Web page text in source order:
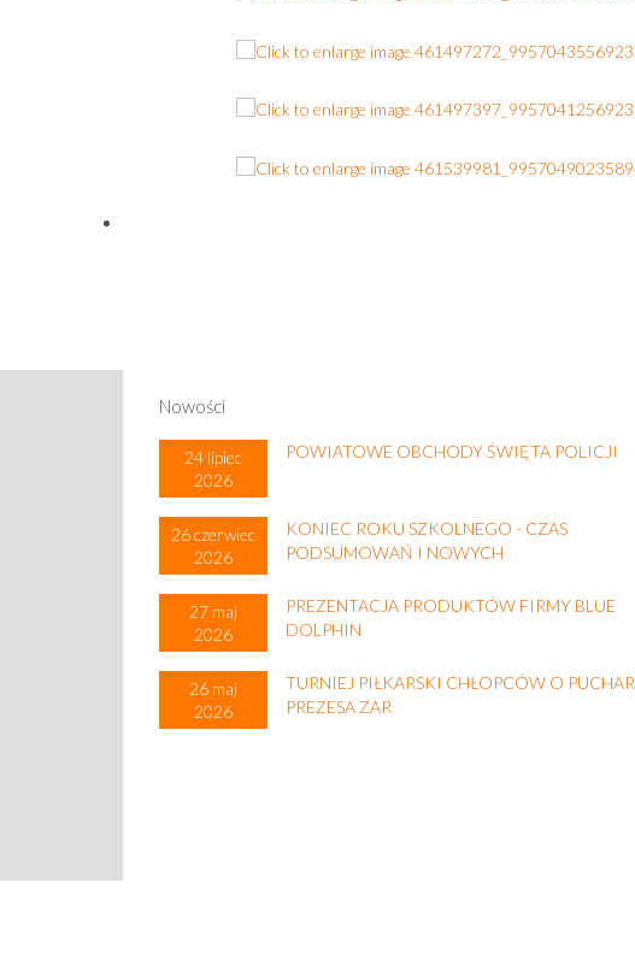
Nowości
24 lipiec
2026
POWIATOWE OBCHODY ŚWIĘTA POLICJI
26 czerwiec
2026
KONIEC ROKU SZKOLNEGO - CZAS
PODSUMOWAŃ I NOWYCH
27 maj
2026
PREZENTACJA PRODUKTÓW FIRMY BLUE
DOLPHIN
26 maj
2026
TURNIEJ PIŁKARSKI CHŁOPCÓW O PUCHAR
PREZESA ZAR